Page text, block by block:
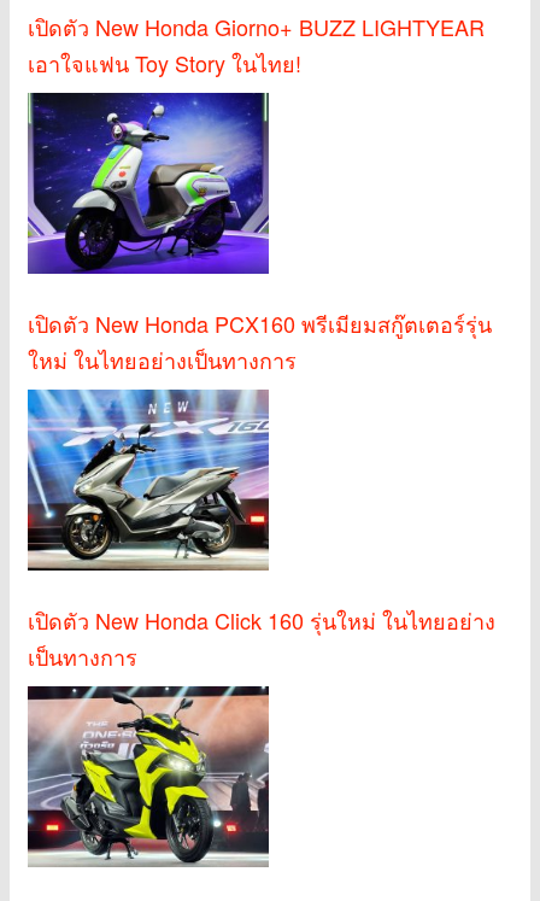
เปิดตัว New Honda Giorno+ BUZZ LIGHTYEAR
เอาใจแฟน Toy Story ในไทย!
เปิดตัว New Honda PCX160 พรีเมียมสกู๊ตเตอร์รุ่น
ใหม่ ในไทยอย่างเป็นทางการ
เปิดตัว New Honda Click 160 รุ่นใหม่ ในไทยอย่าง
เป็นทางการ